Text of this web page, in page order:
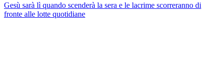
Gesù sarà lì quando scenderà la sera e le lacrime scorreranno di
fronte alle lotte quotidiane